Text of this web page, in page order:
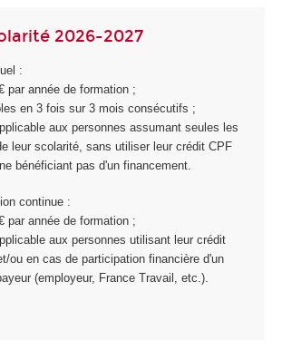
2026-2027
:
par année de formation ;
en 3 fois sur 3 mois consécutifs ;
aux personnes assumant seules les
leur scolarité, sans utiliser leur crédit CPF
bénéficiant pas d'un financement.
continue :
par année de formation ;
aux personnes utilisant leur crédit
ou en cas de participation financière d'un
(employeur, France Travail, etc.).